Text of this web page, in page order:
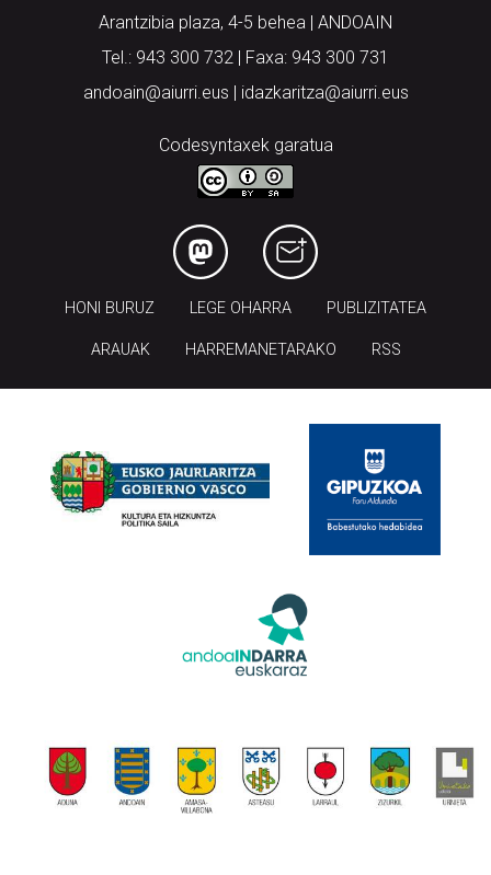
Arantzibia plaza, 4-5 behea | ANDOAIN
Tel.: 943 300 732 | Faxa: 943 300 731
andoain@aiurri.eus | idazkaritza@aiurri.eus
Codesyntaxek garatua
HONI BURUZ LEGE OHARRA PUBLIZITATEA
ARAUAK HARREMANETARAKO RSS